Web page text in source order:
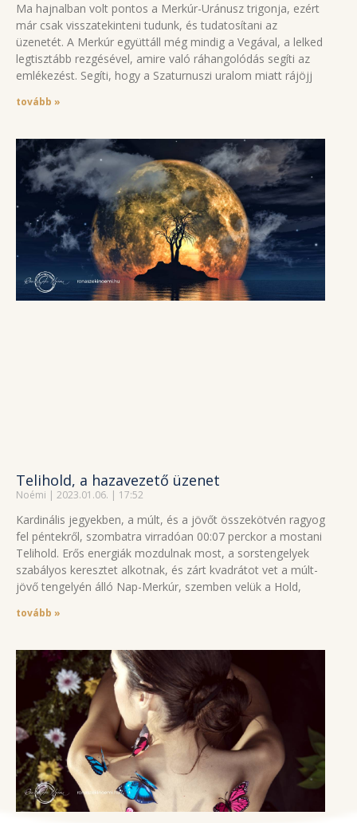
Ma hajnalban volt pontos a Merkúr-Uránusz trigonja, ezért
már csak visszatekinteni tudunk, és tudatosítani az
üzenetét. A Merkúr együttáll még mindig a Vegával, a lelked
legtisztább rezgésével, amire való ráhangolódás segíti az
emlékezést. Segíti, hogy a Szaturnuszi uralom miatt rájöjj
tovább »
Telihold, a hazavezető üzenet
Noémi 2023.01.06. 17:52
Kardinális jegyekben, a múlt, és a jövőt összekötvén ragyog
fel péntekről, szombatra virradóan 00:07 perckor a mostani
Telihold. Erős energiák mozdulnak most, a sorstengelyek
szabályos keresztet alkotnak, és zárt kvadrátot vet a múlt-
jövő tengelyén álló Nap-Merkúr, szemben velük a Hold,
tovább »